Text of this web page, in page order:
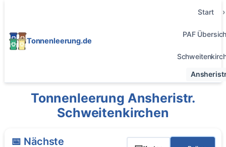
Tonnenleerung.de
Start
PAF
Tonnenleerung Ansheristr.
Schweitenkirchen
📅 Nächste